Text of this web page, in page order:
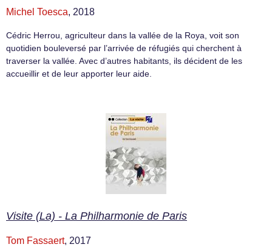
Michel Toesca, 2018
Cédric Herrou, agriculteur dans la vallée de la Roya, voit son
quotidien bouleversé par l’arrivée de réfugiés qui cherchent à
traverser la vallée. Avec d’autres habitants, ils décident de les
accueillir et de leur apporter leur aide.
Visite (La) - La Philharmonie de Paris
Tom Fassaert, 2017